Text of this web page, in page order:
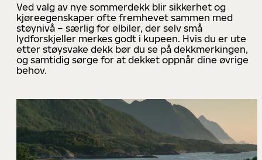
Ved valg av nye sommerdekk blir sikkerhet og
kjøreegenskaper ofte fremhevet sammen med
støynivå – særlig for elbiler, der selv små
lydforskjeller merkes godt i kupeen. Hvis du er ute
etter støysvake dekk bør du se på dekkmerkingen,
og samtidig sørge for at dekket oppnår dine øvrige
behov.